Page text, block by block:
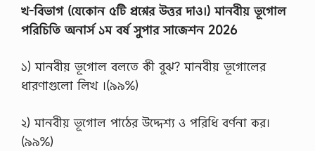
খ-বিভাগ (যেকোন ৫টি প্রশ্নের উত্তর দাও।) মানবীয় ভূগোল
পরিচিতি অনার্স ১ম বর্ষ সুপার সাজেশন 2026
১) মানবীয় ভূগােল বলতে কী বুঝ? মানবীয় ভূগােলের
ধারণাগুলাে লিখ ।(৯৯%)
২) মানবীয় ভূগােল পাঠের উদ্দেশ্য ও পরিধি বর্ণনা কর।
(৯৯%)